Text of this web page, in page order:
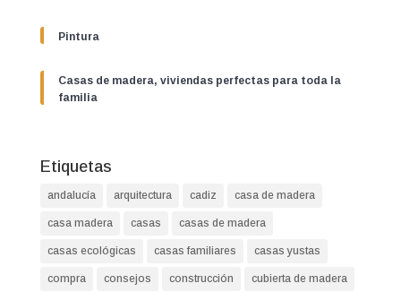
Pintura
Casas de madera, viviendas perfectas para toda la
familia
Etiquetas
andalucía arquitectura cadiz casa de madera
casa madera casas casas de madera
casas ecológicas casas familiares casas yustas
compra consejos construcción cubierta de madera